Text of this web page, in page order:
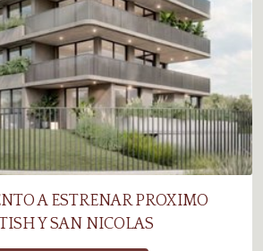
A ESTRENAR PROXIMO
Y SAN NICOLAS